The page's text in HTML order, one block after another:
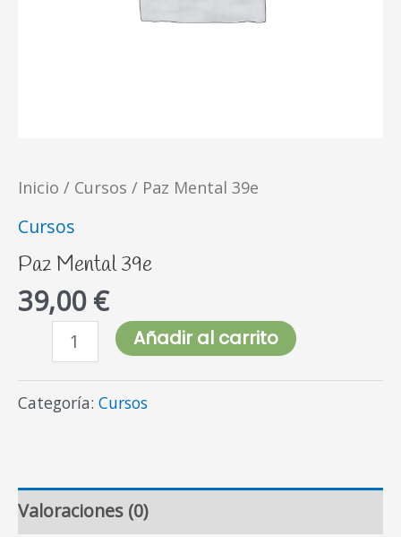
Inicio / Cursos / Paz Mental 39e
Cursos
Paz Mental 39e
39,00€
Añadir al carrito
Categoría: Cursos
Valoraciones (0)